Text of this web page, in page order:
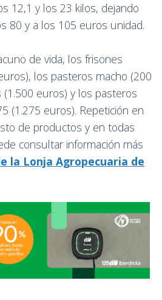
12,1 y los 23 kilos, dejando
80 y a los 105 euros unidad.
de vida, los frisones
los pasteros macho (200
euros) y los pasteros
(1.275 euros). Repetición en
de productos y en todas
consultar información más
la Lonja Agropecuaria de